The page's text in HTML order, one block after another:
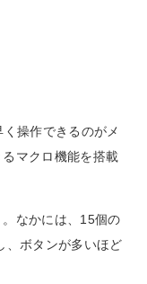
操作できるのがメ
マクロ機能を搭載
なかには、15個の
、ボタンが多いほど